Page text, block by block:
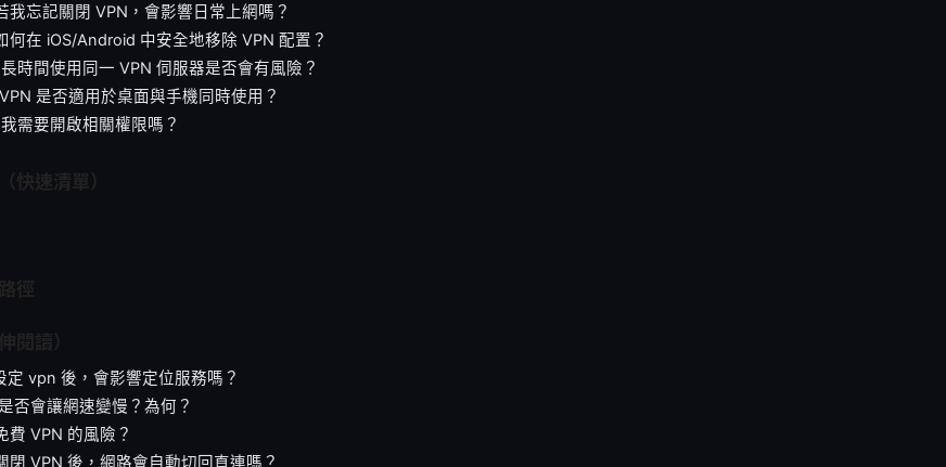
我忘記關閉 VPN，會影響日常上網嗎？
何在 iOS/Android 中安全地移除 VPN 配置？
時間使用同一 VPN 伺服器是否會有風險？
是否適用於桌面與手機同時使用？
需要開啟相關權限嗎？
定 vpn 後，會影響定位服務嗎？
否會讓網速變慢？為何？
費 VPN 的風險？
閉 VPN 後，網路會自動切回直連嗎？